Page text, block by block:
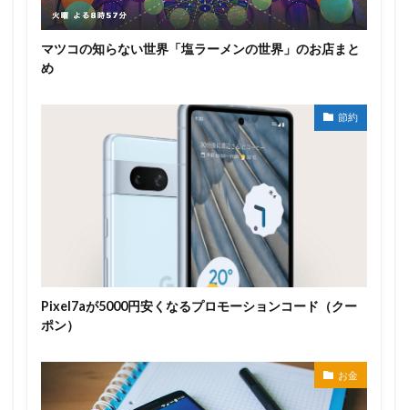
マツコの知らない世界「塩ラーメンの世界」のお店まと
め
節約
Pixel7aが5000円安くなるプロモーションコード（クー
ポン）
お金